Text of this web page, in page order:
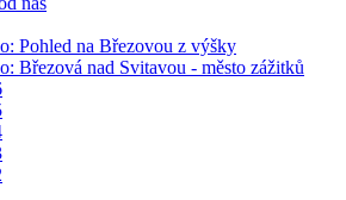
Pohled na Březovou z výšky
Březová nad Svitavou - město zážitků